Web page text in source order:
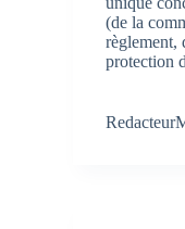
(de la
règlement,
protection